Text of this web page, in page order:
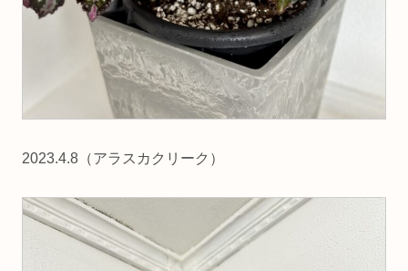
2023.4.8（アラスカクリーク）